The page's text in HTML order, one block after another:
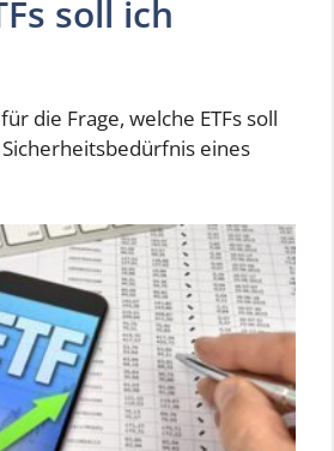
soll ich
die Frage, welche ETFs soll
eines